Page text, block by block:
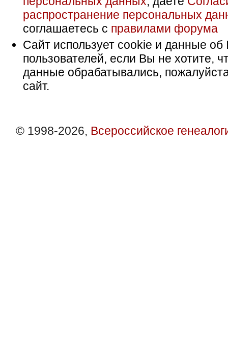
распространение персональных
соглашаетесь с правилами форума
Сайт использует cookie и данные об
пользователей, если Вы не хотите,
данные обрабатывались,
сайт.
© 1998-2026, Всероссийское